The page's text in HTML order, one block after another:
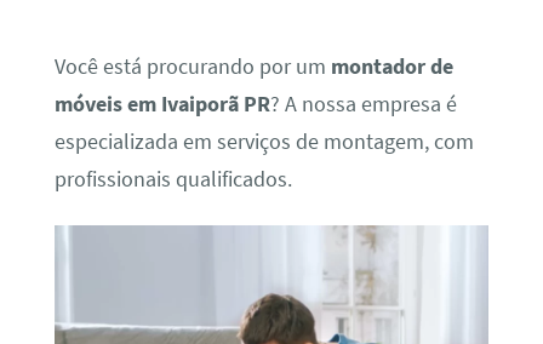
Você está procurando por um montador de
móveis em Ivaiporã PR? A nossa empresa é
especializada em serviços de montagem, com
profissionais qualificados.